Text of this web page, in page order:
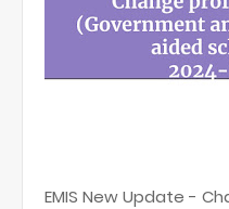
EMIS New Update -